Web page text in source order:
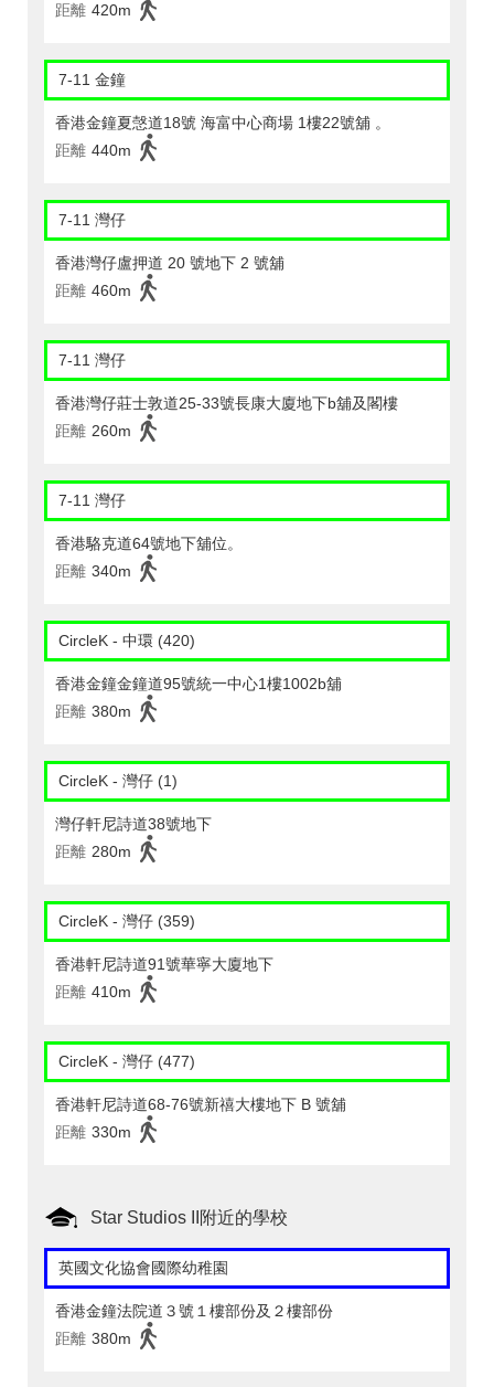
距離 420m
7-11 金鐘
香港金鐘夏愨道18號 海富中心商場 1樓22號舖 。
距離 440m
7-11 灣仔
香港灣仔盧押道 20 號地下 2 號舖
距離 460m
7-11 灣仔
香港灣仔莊士敦道25-33號長康大廈地下b舖及閣樓
距離 260m
7-11 灣仔
香港駱克道64號地下舖位。
距離 340m
CircleK - 中環 (420)
香港金鐘金鐘道95號統一中心1樓1002b舖
距離 380m
CircleK - 灣仔 (1)
灣仔軒尼詩道38號地下
距離 280m
CircleK - 灣仔 (359)
香港軒尼詩道91號華寧大廈地下
距離 410m
CircleK - 灣仔 (477)
香港軒尼詩道68-76號新禧大樓地下 B 號舖
距離 330m
Star Studios II附近的學校
英國文化協會國際幼稚園
香港金鐘法院道３號１樓部份及２樓部份
距離 380m